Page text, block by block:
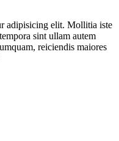
adipisicing elit. Mollitia iste
sint ullam autem
reiciendis maiores